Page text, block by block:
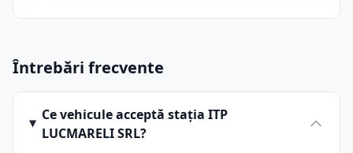
Întrebări frecvente
Ce vehicule acceptă stația ITP
LUCMARELI SRL?